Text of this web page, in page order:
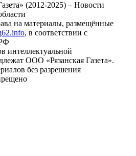
(2012-2025) – Новости
на материалы, размещённые
, в соответствии с
интеллектуальной
ООО «Рязанская Газета».
без разрешения